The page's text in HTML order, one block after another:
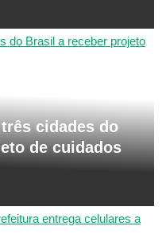
cidades do
de cuidados